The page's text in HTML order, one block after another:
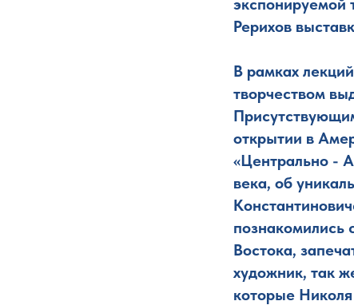
Рерихов
В рамках
творчеством
открытии в
«Центрально -
века, об
познакомились
Востока,
художник, так
которые